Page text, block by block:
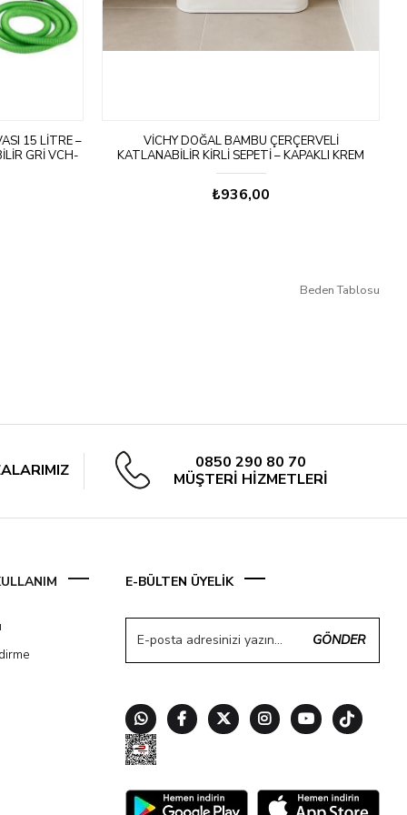
15 LITRE –
GRİ VCH-
VICHY DOĞAL BAMBU ÇERÇERVELI
KATLANABILIR KIRLI SEPETI – KAPAKLI KREM
KUMAŞ ÇAMAŞIR SEPETI BEJ
₺936,00
Beden Tablosu
0850 290 80 70
MÜŞTERİ HİZMETLERİ
E-BÜLTEN ÜYELİK
GÖNDER